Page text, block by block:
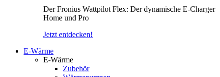
Der Fronius Wattpilot Flex: Der dynamische E-Charger
Home und Pro
Jetzt entdecken!
E-Wärme
E-Wärme
Zubehör